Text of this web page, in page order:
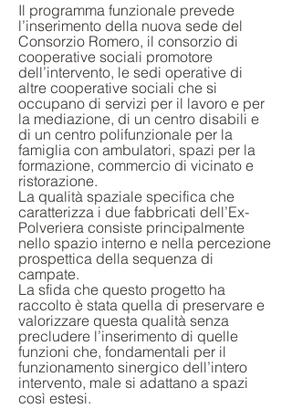
Il programma funzionale prevede
l’inserimento della nuova sede del
Consorzio Romero, il consorzio di
cooperative sociali promotore
dell’intervento, le sedi operative di
altre cooperative sociali che si
occupano di servizi per il lavoro e per
la mediazione, di un centro disabili e
di un centro polifunzionale per la
famiglia con ambulatori, spazi per la
formazione, commercio di vicinato e
ristorazione.
La qualità spaziale specifica che
caratterizza i due fabbricati dell’Ex-
Polveriera consiste principalmente
nello spazio interno e nella percezione
prospettica della sequenza di
campate.
La sfida che questo progetto ha
raccolto è stata quella di preservare e
valorizzare questa qualità senza
precludere l’inserimento di quelle
funzioni che, fondamentali per il
funzionamento sinergico dell’intero
intervento, male si adattano a spazi
così estesi.